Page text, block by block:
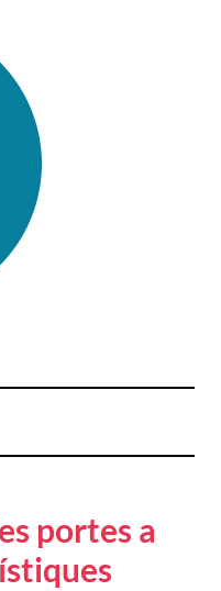
portes a